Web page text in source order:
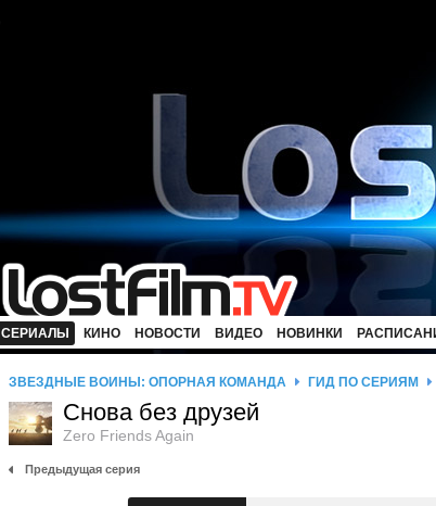
СЕРИАЛЫ КИНО НОВОСТИ ВИДЕО НОВИНКИ
ЗВЕЗДНЫЕ ВОЙНЫ: ОПОРНАЯ КОМАНДА ГИД ПО СЕРИЯМ
Снова без друзей
Zero Friends Again
Предыдущая серия